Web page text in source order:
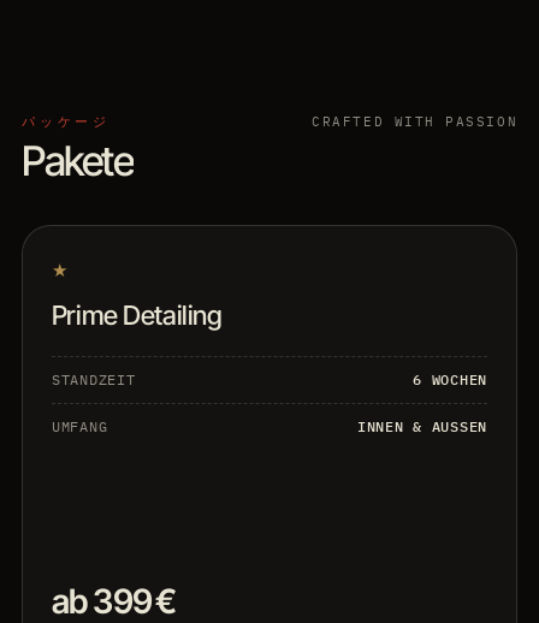
パッケージ
Pakete
CRAFTED WITH PASSION
★
Prime Detailing
STANDZEIT 6 WOCHEN
UMFANG INNEN & AUSSEN
ab 399 €